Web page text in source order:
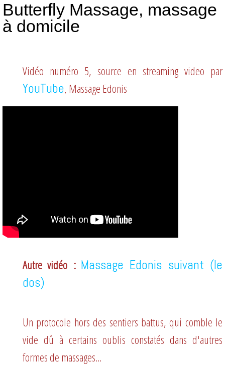
Butterfly Massage, massage
à domicile
Vidéo numéro 5, source en streaming video par
YouTube, Massage Edonis
Autre vidéo : Massage Edonis suivant (le
dos)
Un protocole hors des sentiers battus, qui comble le
vide dû à certains oublis constatés dans d'autres
formes de massages...